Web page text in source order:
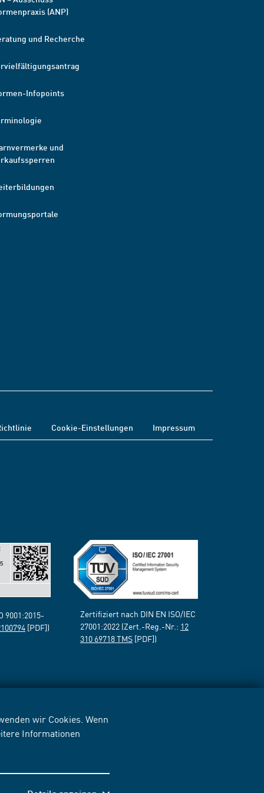
wir Cookies. Wenn
Informationen
(ANP)
und Recherche
Infopoints
und
Cookie-Einstellungen Impressum
9001:2015-
[PDF])
Zertifiziert nach DIN EN ISO/IEC
27001:2022 (Zert.-Reg.-Nr.: 12
310 69718 TMS [PDF])